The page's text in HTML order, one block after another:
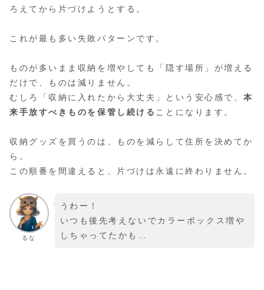
ろえてから片づけようとする。
これが最も多い失敗パターンです。
ものが多いまま収納を増やしても「隠す場所」が増える
だけで、ものは減りません。
むしろ「収納に入れたから大丈夫」という安心感で、本
来手放すべきものを保管し続ける ことになります。
収納グッズを買うのは、ものを減らして住所を決めてか
ら。
この順番を間違えると、片づけは永遠に終わりません。
るな
うわー！
いつも後先考えないでカラーボックス増や
しちゃってたかも…